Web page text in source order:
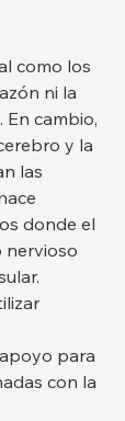
como los
ni la
En cambio,
y la
las
donde el
nervioso
para
con la